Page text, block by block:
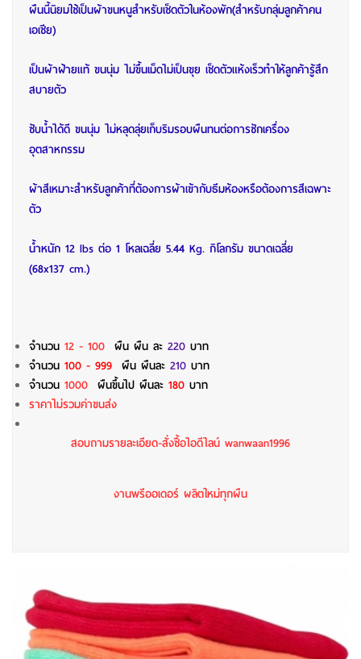
ผืนนี้นิยมใช้เป็นผ้าขนหนูสำหรับเช็ดตัวในห้องพัก(สำหรับกลุ่มลูกค้าคน
เอเชีย)
เป็นผ้าฝ้ายแท้ ขนนุ่ม ไม่ขึ้นเม็ดไม่เป็นขุย เช็ดตัวแห้งเร็วทำให้ลูกค้ารู้สึก
สบายตัว
ซับน้ำได้ดี ขนนุ่ม ไม่หลุดลุ่ยเก็บริมรอบผืนทนต่อการซักเครื่อง
อุตสาหกรรม
ผ้าสีเหมาะสำหรับลูกค้าที่ต้องการผ้าเข้ากับธีมห้องหรือต้องการสีเฉพาะ
ตัว
น้ำหนัก 12 lbs ต่อ 1 โหลเฉลี่ย 5.44 Kg. กิโลกรัม ขนาดเฉลี่ย
(68x137 cm.)
จำนวน 12 - 100 ผืน ผืน ละ 220 บาท
จำนวน 100 - 999 ผืน ผืนละ 210 บาท
จำนวน 1000 ผืนขึ้นไป ผืนละ 180 บาท
ราคาไม่รวมค่าขนส่ง
สอบถามรายละเอียด-สั่งซื้อไอดีไลน์ wanwaan1996
งานพรีออเดอร์ ผลิตใหม่ทุกผืน